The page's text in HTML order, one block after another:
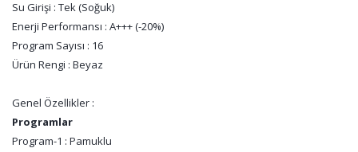
Su Girişi : Tek (Soğuk)
Enerji Performansı : A+++ (-20%)
Program Sayısı : 16
Ürün Rengi : Beyaz
Genel Özellikler :
Programlar
Program-1 : Pamuklu